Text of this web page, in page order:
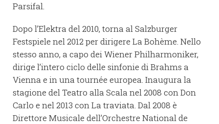
Parsifal.
Dopo l’Elektra del 2010, torna al Salzburger
Festspiele nel 2012 per dirigere La Bohème. Nello
stesso anno, a capo dei Wiener Philharmoniker,
dirige l’intero ciclo delle sinfonie di Brahms a
Vienna e in una tournée europea. Inaugura la
stagione del Teatro alla Scala nel 2008 con Don
Carlo e nel 2013 con La traviata. Dal 2008 è
Direttore Musicale dell’Orchestre National de